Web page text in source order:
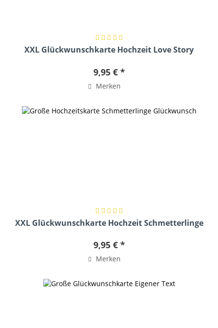
XXL Glückwunschkarte Hochzeit Love Story
9,95 € *
Merken
XXL Glückwunschkarte Hochzeit Schmetterlinge
9,95 € *
Merken